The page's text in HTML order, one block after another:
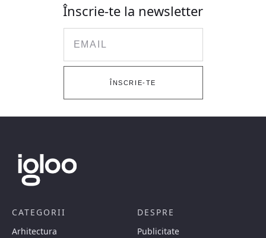
Înscrie-te la newsletter
ÎNSCRIE-TE
CATEGORII
Arhitectura
DESPRE
Publicitate